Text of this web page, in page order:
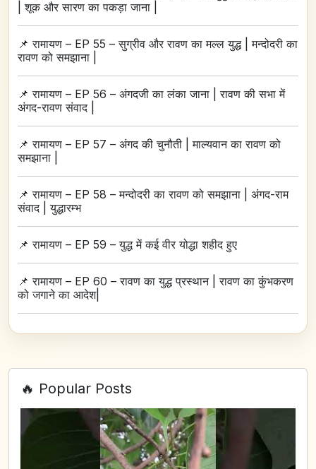
| शूक और सारण का पकड़ा जाना |
📌रामायण – EP 55 – सुग्रीव और रावण का मल्ल युद्ध | मन्दोदरी का
रावण को समझाना |
📌रामायण – EP 56 – अंगदजी का लंका जाना | रावण की सभा में
अंगद-रावण संवाद |
📌रामायण – EP 57 – अंगद की चुनौती | माल्यवान का रावण को
समझाना |
📌रामायण – EP 58 – मन्दोदरी का रावण को समझाना | अंगद-राम
संवाद | युद्धारम्भ
📌रामायण – EP 59 – युद्ध में कई वीर योद्धा शहीद हुए
📌रामायण – EP 60 – रावण का युद्ध प्रस्थान | रावण का कुंभकरण
को जगाने का आदेश|
🔥 Popular Posts